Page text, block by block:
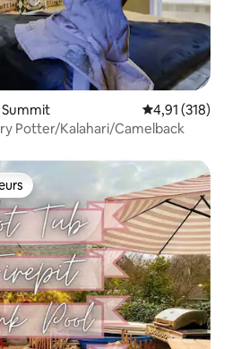
Évaluation
4,91 (318)
Potter/Kalahari/Camelback
les plus appréciés